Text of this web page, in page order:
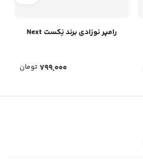
رامپر نوزادی برند نِکست Next
799,000 تومان